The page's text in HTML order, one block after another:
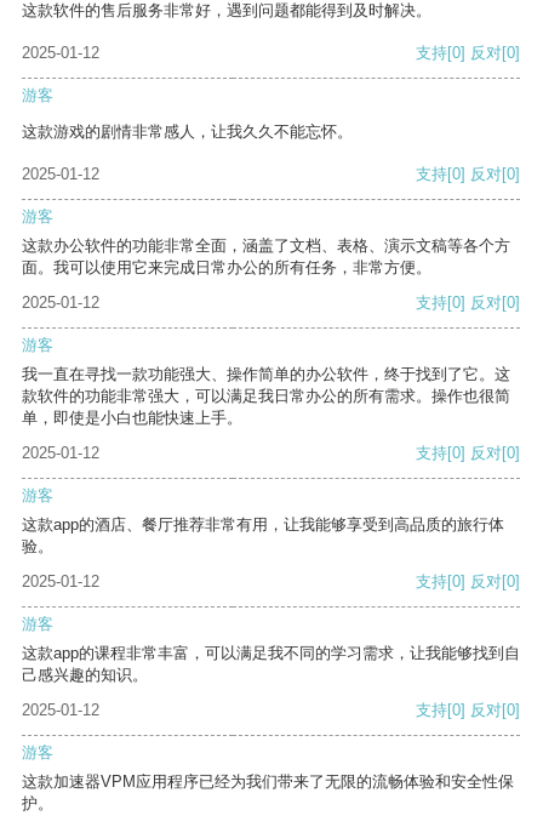
这款软件的售后服务非常好，遇到问题都能得到及时解决。
2025-01-12 支持[0] 反对[0]
游客
这款游戏的剧情非常感人，让我久久不能忘怀。
2025-01-12 支持[0] 反对[0]
游客
这款办公软件的功能非常全面，涵盖了文档、表格、演示文稿等各个方
面。我可以使用它来完成日常办公的所有任务，非常方便。
2025-01-12
支持[0] 反对[0]
游客
我一直在寻找一款功能强大、操作简单的办公软件，终于找到了它。这
款软件的功能非常强大，可以满足我日常办公的所有需求。操作也很简
单，即使是小白也能快速上手。
2025-01-12
支持[0] 反对[0]
游客
这款app的酒店、餐厅推荐非常有用，让我能够享受到高品质的旅行体
验。
2025-01-12
支持[0] 反对[0]
游客
这款app的课程非常丰富，可以满足我不同的学习需求，让我能够找到自
己感兴趣的知识。
2025-01-12
支持[0] 反对[0]
游客
这款加速器VPM应用程序已经为我们带来了无限的流畅体验和安全性保
护。